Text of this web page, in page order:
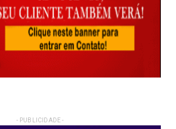
- PUBLICIDADE -